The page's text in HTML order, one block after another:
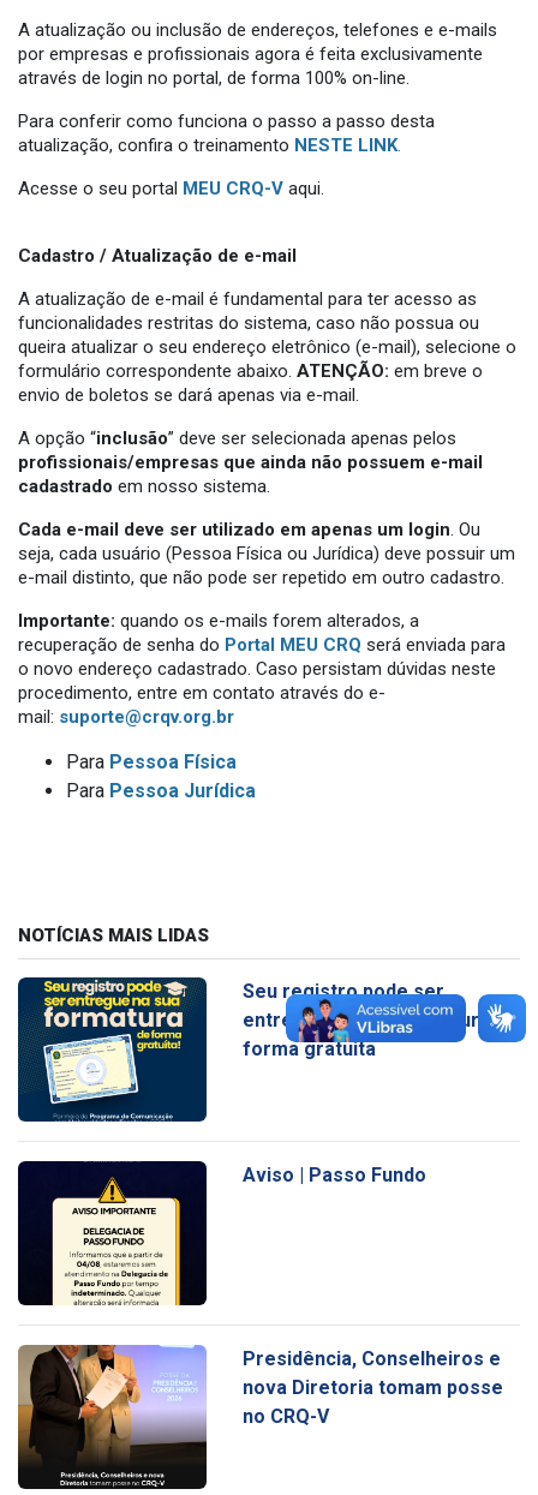
A atualização ou inclusão de endereços, telefones e e-mails
por empresas e profissionais agora é feita exclusivamente
através de login no portal, de forma 100% on-line.
Para conferir como funciona o passo a passo desta
atualização, confira o treinamento NESTE LINK.
Acesse o seu portal MEU CRQ-V aqui.
Cadastro / Atualização de e-mail
A atualização de e-mail é fundamental para ter acesso as
funcionalidades restritas do sistema, caso não possua ou
queira atualizar o seu endereço eletrônico (e-mail), selecione o
formulário correspondente abaixo. ATENÇÃO: em breve o
envio de boletos se dará apenas via e-mail.
A opção “inclusão” deve ser selecionada apenas pelos
profissionais/empresas que ainda não possuem e-mail
cadastrado em nosso sistema.
Cada e-mail deve ser utilizado em apenas um login. Ou
seja, cada usuário (Pessoa Física ou Jurídica) deve possuir um
e-mail distinto, que não pode ser repetido em outro cadastro.
Importante: quando os e-mails forem alterados, a
recuperação de senha do Portal MEU CRQ será enviada para
o novo endereço cadastrado. Caso persistam dúvidas neste
procedimento, entre em contato através do e-
mail: suporte@crqv.org.br
Para Pessoa Física
Para Pessoa Jurídica
NOTÍCIAS MAIS LIDAS
Seu registro pode ser
entregue na sua formatura de
forma gratuita
Aviso | Passo Fundo
Presidência, Conselheiros e
nova Diretoria tomam posse
no CRQ-V